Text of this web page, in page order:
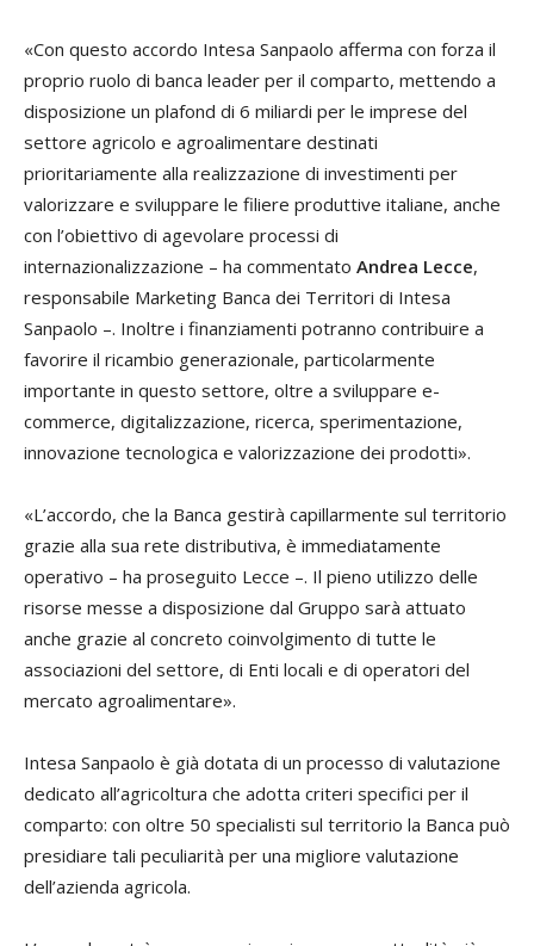
«Con questo accordo Intesa Sanpaolo afferma con forza il
proprio ruolo di banca leader per il comparto, mettendo a
disposizione un plafond di 6 miliardi per le imprese del
settore agricolo e agroalimentare destinati
prioritariamente alla realizzazione di investimenti per
valorizzare e sviluppare le filiere produttive italiane, anche
con l’obiettivo di agevolare processi di
internazionalizzazione – ha commentato Andrea Lecce,
responsabile Marketing Banca dei Territori di Intesa
Sanpaolo –. Inoltre i finanziamenti potranno contribuire a
favorire il ricambio generazionale, particolarmente
importante in questo settore, oltre a sviluppare e-
commerce, digitalizzazione, ricerca, sperimentazione,
innovazione tecnologica e valorizzazione dei prodotti».
«L’accordo, che la Banca gestirà capillarmente sul territorio
grazie alla sua rete distributiva, è immediatamente
operativo – ha proseguito Lecce –. Il pieno utilizzo delle
risorse messe a disposizione dal Gruppo sarà attuato
anche grazie al concreto coinvolgimento di tutte le
associazioni del settore, di Enti locali e di operatori del
mercato agroalimentare».
Intesa Sanpaolo è già dotata di un processo di valutazione
dedicato all’agricoltura che adotta criteri specifici per il
comparto: con oltre 50 specialisti sul territorio la Banca può
presidiare tali peculiarità per una migliore valutazione
dell’azienda agricola.